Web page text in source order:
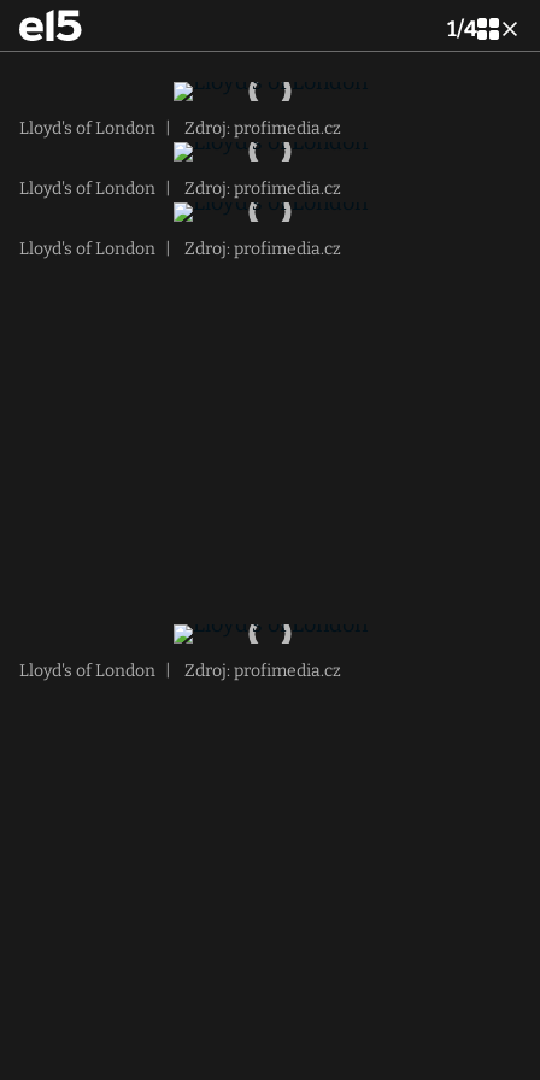
1/4
Lloyd's of London Zdroj: profimedia.cz
Lloyd's of London Zdroj: profimedia.cz
Lloyd's of London Zdroj: profimedia.cz
Lloyd's of London Zdroj: profimedia.cz